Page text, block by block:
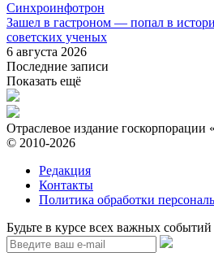
Синхроинфотрон
Зашел в гастроном — попал в
советских ученых
6 августа 2026
Последние записи
Показать ещё
Отраслевое издание госкорпорации
© 2010-2026
Редакция
Контакты
Политика обработки
Будьте в курсе всех важных